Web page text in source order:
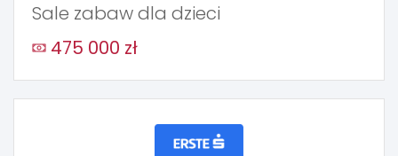
Sale zabaw dla dzieci
475 000 zł